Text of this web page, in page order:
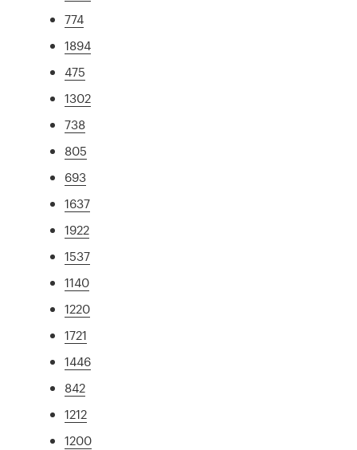
774
1894
475
1302
738
805
693
1637
1922
1537
1140
1220
1721
1446
842
1212
1200